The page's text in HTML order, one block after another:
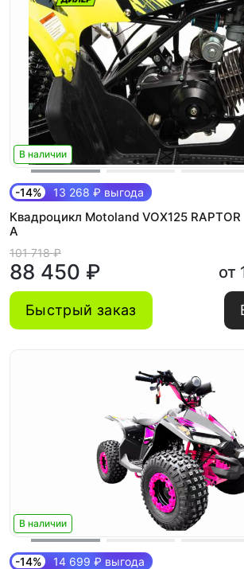
В наличии
-14% 13 268 ₽ выгода
Квадроцикл Motoland VOX125 RAPTOR
A
101 718 ₽
88 450 ₽ от
Быстрый заказ
В наличии
-14% 14 699 ₽ выгода